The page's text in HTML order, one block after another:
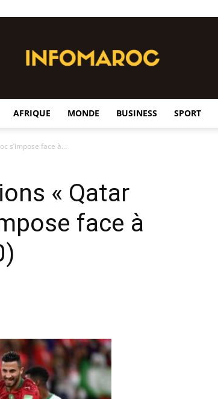
AFRIQUE MONDE BUSINESS SPORT
s’impose face à...
« Qatar
face à